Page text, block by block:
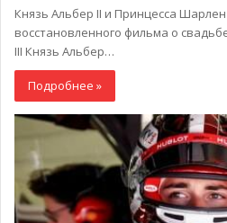
Князь Альбер II и Принцесса
восстановленного фильма о
III Князь Альбер…
Подробнее »